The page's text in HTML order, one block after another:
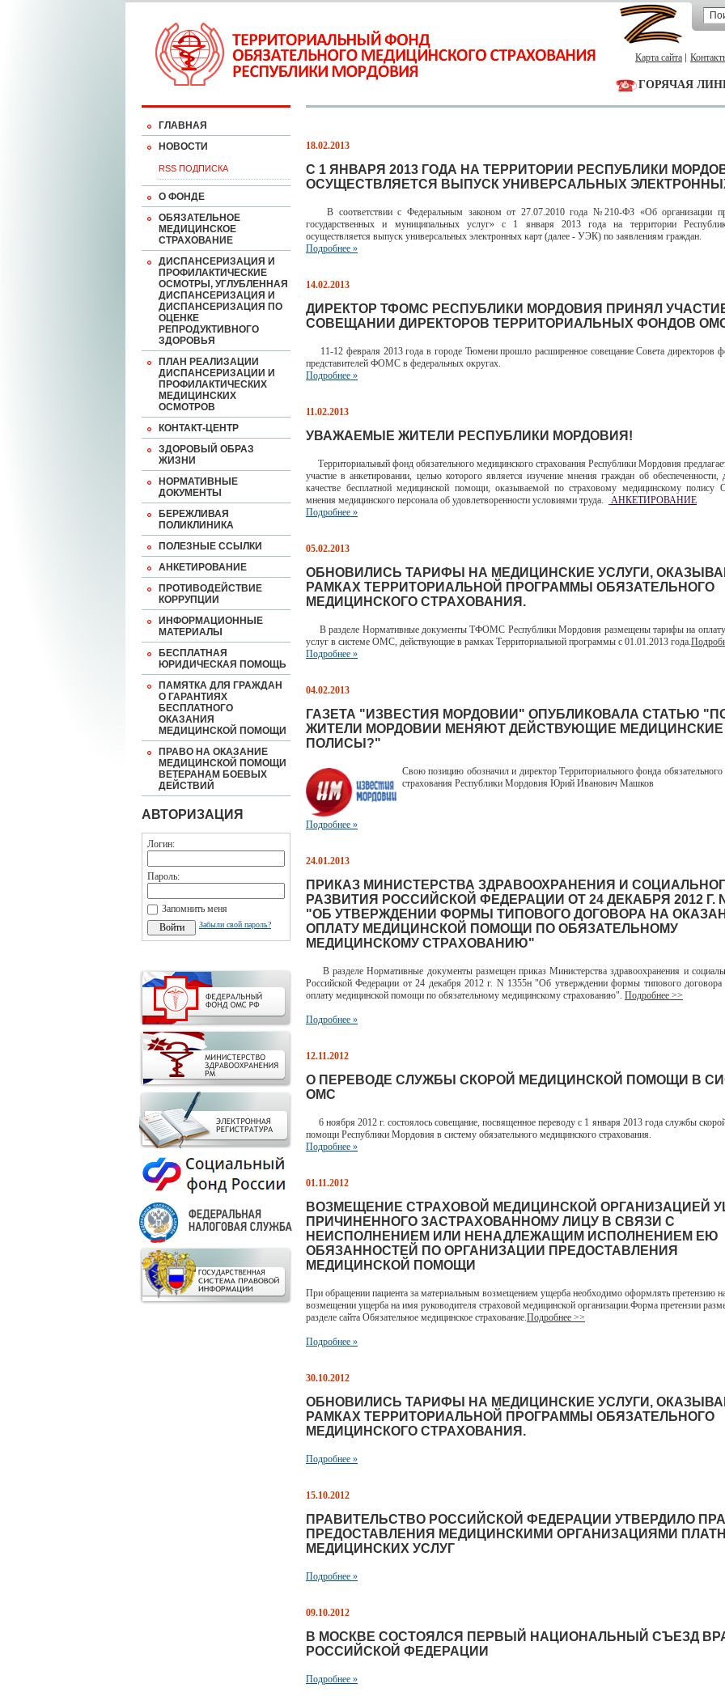
Карта сайта
ГОРЯЧАЯ
ГЛАВНАЯ
НОВОСТИ
RSS ПОДПИСКА
О ФОНДЕ
ОБЯЗАТЕЛЬНОЕ
МЕДИЦИНСКОЕ
СТРАХОВАНИЕ
ДИСПАНСЕРИЗАЦИЯ И
ПРОФИЛАКТИЧЕСКИЕ
ОСМОТРЫ, УГЛУБЛЕННАЯ
ДИСПАНСЕРИЗАЦИЯ И
ДИСПАНСЕРИЗАЦИЯ ПО
ОЦЕНКЕ
РЕПРОДУКТИВНОГО
ЗДОРОВЬЯ
ПЛАН РЕАЛИЗАЦИИ
ДИСПАНСЕРИЗАЦИИ И
ПРОФИЛАКТИЧЕСКИХ
МЕДИЦИНСКИХ
ОСМОТРОВ
КОНТАКТ-ЦЕНТР
ЗДОРОВЫЙ ОБРАЗ
ЖИЗНИ
НОРМАТИВНЫЕ
ДОКУМЕНТЫ
БЕРЕЖЛИВАЯ
ПОЛИКЛИНИКА
ПОЛЕЗНЫЕ ССЫЛКИ
АНКЕТИРОВАНИЕ
ПРОТИВОДЕЙСТВИЕ
КОРРУПЦИИ
ИНФОРМАЦИОННЫЕ
МАТЕРИАЛЫ
БЕСПЛАТНАЯ
ЮРИДИЧЕСКАЯ ПОМОЩЬ
ПАМЯТКА ДЛЯ ГРАЖДАН
О ГАРАНТИЯХ
БЕСПЛАТНОГО
ОКАЗАНИЯ
МЕДИЦИНСКОЙ ПОМОЩИ
ПРАВО НА ОКАЗАНИЕ
МЕДИЦИНСКОЙ ПОМОЩИ
ВЕТЕРАНАМ БОЕВЫХ
ДЕЙСТВИЙ
АВТОРИЗАЦИЯ
Логин:
Пароль:
Запомнить меня
Забыли свой пароль?
18.02.2013
С 1 ЯНВАРЯ 2013 ГОДА НА ТЕРРИТОРИИ РЕСПУБЛИКИ
ОСУЩЕСТВЛЯЕТСЯ ВЫПУСК УНИВЕРСАЛЬНЫХ
В соответствии с Федеральным законом от 27.07.2010 года №210-ФЗ «Об организации
государственных и муниципальных услуг» с 1 января 2013 года на территории
осуществляется выпуск универсальных электронных карт (далее - УЭК) по заявлениям граждан.
Подробнее »
14.02.2013
ДИРЕКТОР ТФОМС РЕСПУБЛИКИ МОРДОВИЯ ПРИНЯЛ
СОВЕЩАНИИ ДИРЕКТОРОВ ТЕРРИТОРИАЛЬНЫХ ФОНДОВ
11-12 февраля 2013 года в городе Тюмени прошло расширенное совещание Совета
представителей ФОМС в федеральных округах.
Подробнее »
11.02.2013
УВАЖАЕМЫЕ ЖИТЕЛИ РЕСПУБЛИКИ МОРДОВИЯ!
Территориальный фонд обязательного медицинского страхования Республики Мордовия
участие в анкетировании, целью которого является изучение мнения граждан об обеспеченности,
качестве бесплатной медицинской помощи, оказываемой по страховому медицинскому полису
мнения медицинского персонала об удовлетворенности условиями труда.
АНКЕТИРОВАНИЕ
Подробнее »
05.02.2013
ОБНОВИЛИСЬ ТАРИФЫ НА МЕДИЦИНСКИЕ УСЛУГИ,
РАМКАХ ТЕРРИТОРИАЛЬНОЙ ПРОГРАММЫ ОБЯЗАТЕЛЬНОГО
МЕДИЦИНСКОГО СТРАХОВАНИЯ.
В разделе Нормативные документы ТФОМС Республики Мордовия размещены тарифы на оплату
услуг в системе ОМС, действующие в рамках Территориальной программы с 01.01.2013 года.
Подробнее »
04.02.2013
ГАЗЕТА "ИЗВЕСТИЯ МОРДОВИИ" ОПУБЛИКОВАЛА СТАТЬЮ
ЖИТЕЛИ МОРДОВИИ МЕНЯЮТ ДЕЙСТВУЮЩИЕ МЕДИЦИНСКИЕ
ПОЛИСЫ?"
Свою позицию обозначил и директор Территориального фонда обязательного
страхования Республики Мордовия Юрий Иванович Машков
Подробнее »
24.01.2013
ПРИКАЗ МИНИСТЕРСТВА ЗДРАВООХРАНЕНИЯ И
РАЗВИТИЯ РОССИЙСКОЙ ФЕДЕРАЦИИ ОТ 24 ДЕКАБРЯ 2012 Г. N
"ОБ УТВЕРЖДЕНИИ ФОРМЫ ТИПОВОГО ДОГОВОРА НА
ОПЛАТУ МЕДИЦИНСКОЙ ПОМОЩИ ПО ОБЯЗАТЕЛЬНОМУ
МЕДИЦИНСКОМУ СТРАХОВАНИЮ"
В разделе Нормативные документы размещен приказ Министерства здравоохранения и
Российской Федерации от 24 декабря 2012 г. N 1355н "Об утверждении формы типового договора
оплату медицинской помощи по обязательному медицинскому страхованию". Подробнее >>
Подробнее »
12.11.2012
О ПЕРЕВОДЕ СЛУЖБЫ СКОРОЙ МЕДИЦИНСКОЙ ПОМОЩИ В
ОМС
6 ноября 2012 г. состоялось совещание, посвященное переводу с 1 января 2013 года службы
помощи Республики Мордовия в систему обязательного медицинского страхования.
Подробнее »
01.11.2012
ВОЗМЕЩЕНИЕ СТРАХОВОЙ МЕДИЦИНСКОЙ ОРГАНИЗАЦИЕЙ
ПРИЧИНЕННОГО ЗАСТРАХОВАННОМУ ЛИЦУ В СВЯЗИ С
НЕИСПОЛНЕНИЕМ ИЛИ НЕНАДЛЕЖАЩИМ ИСПОЛНЕНИЕМ ЕЮ
ОБЯЗАННОСТЕЙ ПО ОРГАНИЗАЦИИ ПРЕДОСТАВЛЕНИЯ
МЕДИЦИНСКОЙ ПОМОЩИ
При обращении пациента за материальным возмещением ущерба необходимо оформлять претензию
возмещении ущерба на имя руководителя страховой медицинской организации.Форма претензии
разделе сайта Обязательное медицинское страхование.Подробнее >>
Подробнее »
30.10.2012
ОБНОВИЛИСЬ ТАРИФЫ НА МЕДИЦИНСКИЕ УСЛУГИ,
РАМКАХ ТЕРРИТОРИАЛЬНОЙ ПРОГРАММЫ ОБЯЗАТЕЛЬНОГО
МЕДИЦИНСКОГО СТРАХОВАНИЯ.
Подробнее »
15.10.2012
ПРАВИТЕЛЬСТВО РОССИЙСКОЙ ФЕДЕРАЦИИ УТВЕРДИЛО
ПРЕДОСТАВЛЕНИЯ МЕДИЦИНСКИМИ ОРГАНИЗАЦИЯМИ
МЕДИЦИНСКИХ УСЛУГ
Подробнее »
09.10.2012
В МОСКВЕ СОСТОЯЛСЯ ПЕРВЫЙ НАЦИОНАЛЬНЫЙ СЪЕЗД
РОССИЙСКОЙ ФЕДЕРАЦИИ
Подробнее »